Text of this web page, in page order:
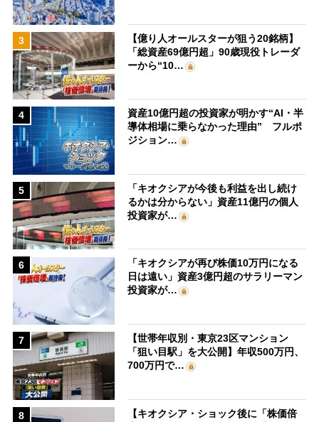
3
【億り人オールスターが狙う20銘柄】
「総資産69億円超」90歳現役トレーダ
ーから“10…
4
資産10億円超の投資家が明かす“AI・半
導体相場に乗らなかった理由” フルポ
ジション…
5
「キオクシアが今後も利益を出し続け
るかは分からない」資産11億円の個人
投資家が…
6
「キオクシアが再び株価10万円になる
日は遠い」資産3億円超のサラリーマン
投資家が…
7
【世帯年収別・東京23区マンション
「狙い目駅」を大公開】年収500万円、
700万円で…
8
【キオクシア・ショック後に「株価倍